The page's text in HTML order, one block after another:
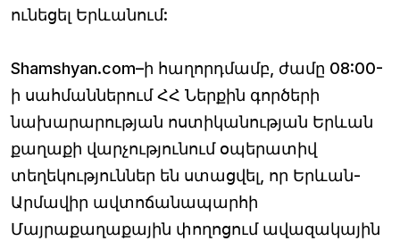
ունեցել Երևանում:
Shamshyan.com–ի հաղորդմամբ, ժամը 08:00-
ի սահմաններում ՀՀ Ներքին գործերի
նախարարության ոստիկանության Երևան
քաղաքի վարչությունում օպերատիվ
տեղեկություններ են ստացվել, որ Երևան-
Արմավիր ավտոճանապարհի
Մայրաքաղաքային փողոցում ավազակային